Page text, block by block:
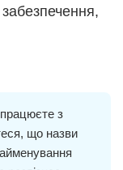
з
що назви